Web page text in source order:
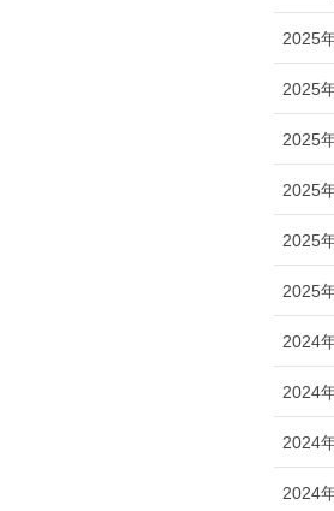
2025
2025
2025
2025
2025
2025
2024
2024
2024
2024